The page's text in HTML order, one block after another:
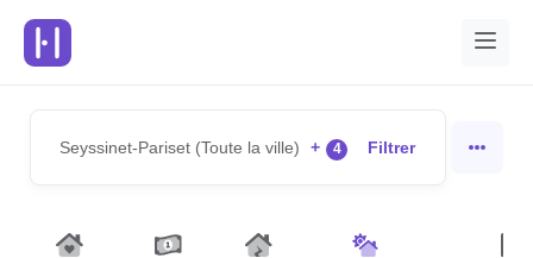
Seyssinet-Pariset (Toute la ville) + 4 Filtrer